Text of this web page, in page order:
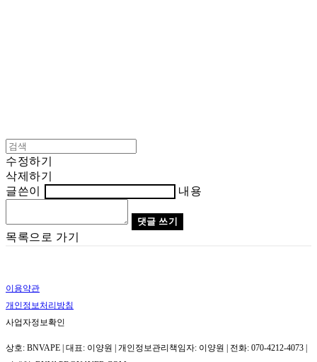
수정하기
삭제하기
글쓴이
내용
댓글 쓰기
목록으로 가기
이용약관
개인정보처리방침
사업자정보확인
상호: BNVAPE | 대표: 이양원 | 개인정보관리책임자: 이양원 | 전화: 070-4212-4073 |